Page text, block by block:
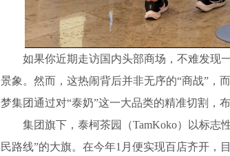
如果你近期走访国内头部商场，不难发现一
景象。然而，这热闹背后并非无序的“商战”，
梦集团通过对“泰奶”这一大品类的精准切割，
集团旗下，泰柯茶园（TamKoko）以标志
民路线”的大旗。在今年1月便实现百店齐开，